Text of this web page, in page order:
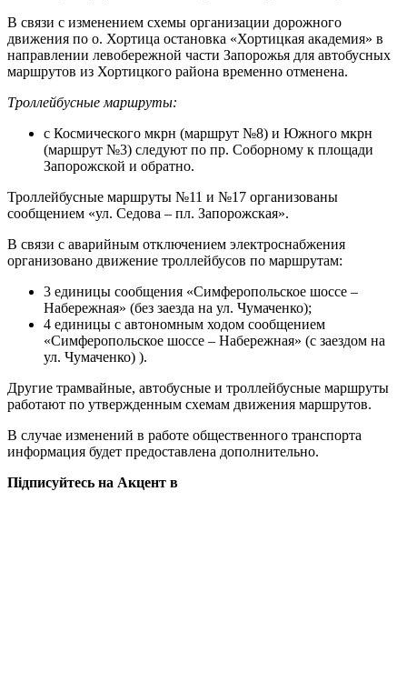
В связи с изменением схемы организации дорожного
движения по о. Хортица остановка «Хортицкая академия» в
направлении левобережной части Запорожья для автобусных
маршрутов из Хортицкого района временно отменена.
Троллейбусные маршруты:
с Космического мкрн (маршрут №8) и Южного мкрн
(маршрут №3) следуют по пр. Соборному к площади
Запорожской и обратно.
Троллейбусные маршруты №11 и №17 организованы
сообщением «ул. Седова – пл. Запорожская».
В связи с аварийным отключением электроснабжения
организовано движение троллейбусов по маршрутам:
3 единицы сообщения «Симферопольское шоссе –
Набережная» (без заезда на ул. Чумаченко);
4 единицы с автономным ходом сообщением
«Симферопольское шоссе – Набережная» (с заездом на
ул. Чумаченко) ).
Другие трамвайные, автобусные и троллейбусные маршруты
работают по утвержденным схемам движения маршрутов.
В случае изменений в работе общественного транспорта
информация будет предоставлена ​​дополнительно.
Підписуйтесь на Акцент в